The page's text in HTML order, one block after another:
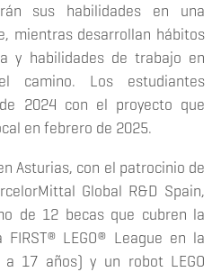
sus habilidades en una
mientras desarrollan hábitos
y habilidades de trabajo en
Los estudiantes
2024 con el proyecto que
en febrero de 2025.
Asturias, con el patrocinio de
Global R&D Spain,
de 12 becas que cubren la
LEGO® League en la
17 años) y un robot LEGO